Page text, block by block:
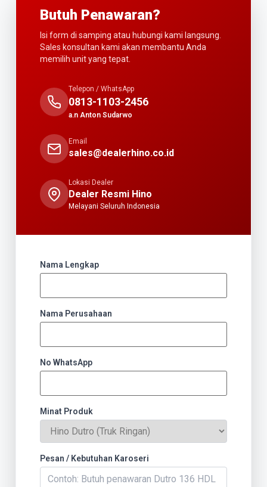
Butuh Penawaran?
Isi form di samping atau hubungi kami langsung.
Sales konsultan kami akan membantu Anda
memilih unit yang tepat.
Telepon / WhatsApp
0813-1103-2456
a.n Anton Sudarwo
Email
sales@dealerhino.co.id
Lokasi Dealer
Dealer Resmi Hino
Melayani Seluruh Indonesia
Nama Lengkap
Nama Perusahaan
No WhatsApp
Minat Produk
Pesan / Kebutuhan Karoseri